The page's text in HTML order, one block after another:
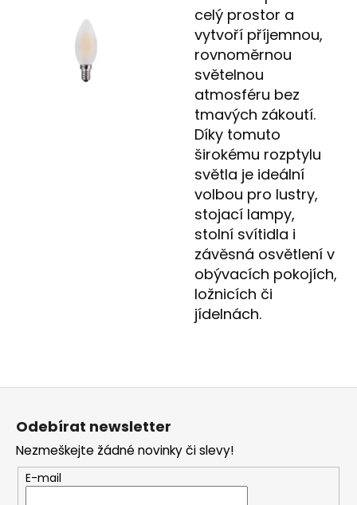
celý prostor a
vytvoří příjemnou,
rovnoměrnou
světelnou
atmosféru bez
tmavých zákoutí.
Díky tomuto
širokému rozptylu
světla je ideální
volbou pro lustry,
stojací lampy,
stolní svítidla i
závěsná osvětlení v
obývacích pokojích,
ložnicích či
jídelnách.
Z
Odebírat newsletter
Nezmeškejte žádné novinky či slevy!
E-mail